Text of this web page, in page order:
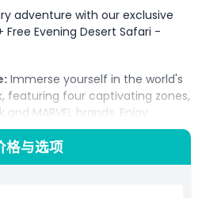
adventure with our exclusive
Free Evening Desert Safari -
Immerse yourself in the world's
featuring four captivating zones,
MARVEL brands. Enjoy
coasters, awe-inspiring
promising an unforgettable
for all ages.
格与选项